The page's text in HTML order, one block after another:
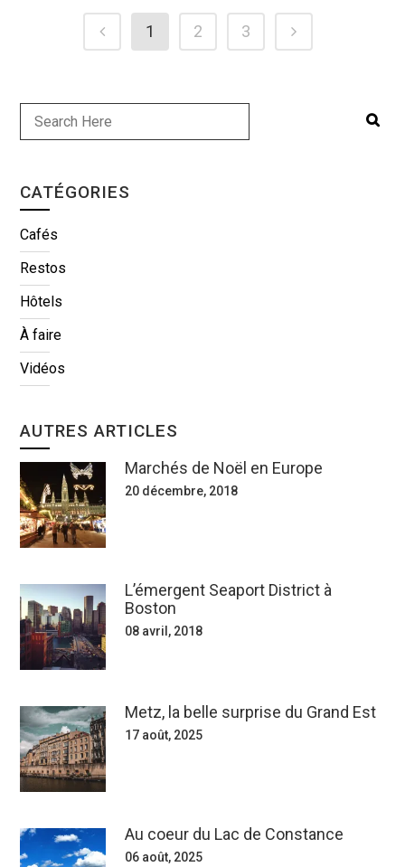
1 2 3
CATÉGORIES
Cafés
Restos
Hôtels
À faire
Vidéos
AUTRES ARTICLES
Marchés de Noël en Europe
20 décembre, 2018
L’émergent Seaport District à
Boston
08 avril, 2018
Metz, la belle surprise du Grand Est
17 août, 2025
Au coeur du Lac de Constance
06 août, 2025